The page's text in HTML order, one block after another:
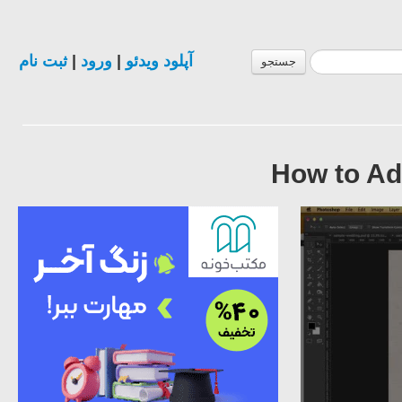
جستجو آپلود ویدئو ورود |ثبت نام
How to